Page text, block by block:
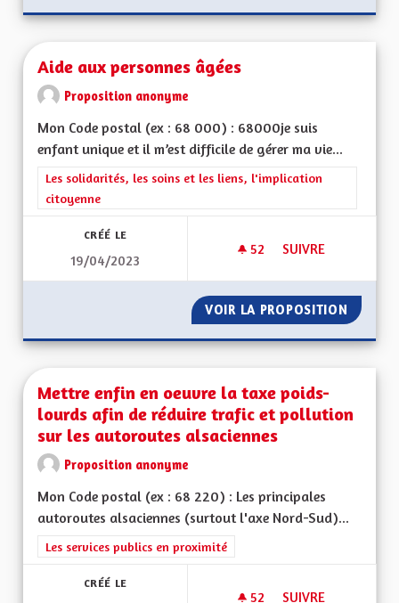
Aide aux personnes âgées
Proposition anonyme
Mon Code postal (ex : 68 000) : 68000je suis
enfant unique et il m’est difficile de gérer ma vie...
Filtrer les résultats de la catégorie : Les solidarités, les soins
Les solidarités, les soins et les liens, l'implication
citoyenne
CRÉÉ LE
19/04/2023
52 52 ABONNÉS
SUIVRE
VOIR LA PROPOSITION AIDE
Mettre enfin en oeuvre la taxe poids-
lourds afin de réduire trafic et pollution
sur les autoroutes alsaciennes
Proposition anonyme
Mon Code postal (ex : 68 220) : Les principales
autoroutes alsaciennes (surtout l'axe Nord-Sud)...
Filtrer les résultats de la catégorie : Les services publics en
Les services publics en proximité
CRÉÉ LE
52 52 ABONNÉS
SUIVRE